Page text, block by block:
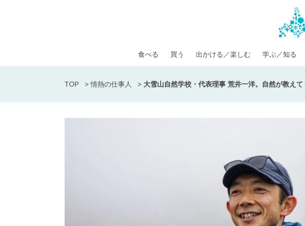
食べる 買う 出かける／楽しむ 学ぶ／知る
TOP >情熱の仕事人 > 大雪山自然学校・代表理事 荒井一洋。自然が教え